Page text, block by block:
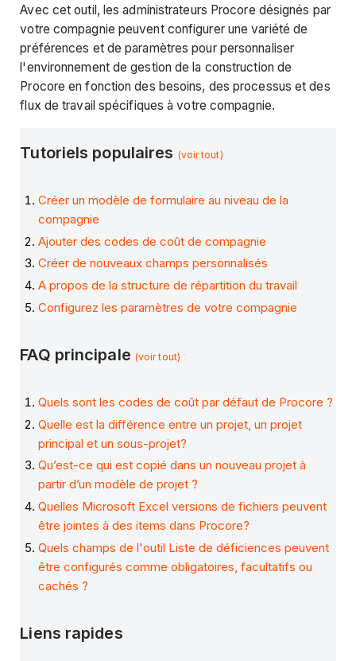
Avec cet outil, les administrateurs Procore désignés par
votre compagnie peuvent configurer une variété de
préférences et de paramètres pour personnaliser
l'environnement de gestion de la construction de
Procore en fonction des besoins, des processus et des
flux de travail spécifiques à votre compagnie.
Tutoriels populaires (voir tout)
Créer un modèle de formulaire au niveau de la
compagnie
Ajouter des codes de coût de compagnie
Créer de nouveaux champs personnalisés
A propos de la structure de répartition du travail
Configurez les paramètres de votre compagnie
FAQ principale (voir tout)
Quels sont les codes de coût par défaut de Procore ?
Quelle est la différence entre un projet, un projet
principal et un sous-projet?
Qu’est-ce qui est copié dans un nouveau projet à
partir d’un modèle de projet ?
Quelles Microsoft Excel versions de fichiers peuvent
être jointes à des items dans Procore?
Quels champs de l'outil Liste de déficiences peuvent
être configurés comme obligatoires, facultatifs ou
cachés ?
Liens rapides